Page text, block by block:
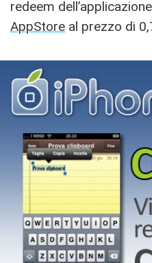
redeem
AppStore al prezzo di